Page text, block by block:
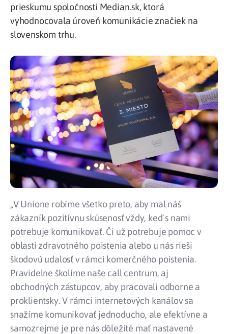
prieskumu spoločnosti Median.sk, ktorá
vyhodnocovala úroveň komunikácie značiek na
slovenskom trhu.
„V Unione robíme všetko preto, aby mal náš
zákazník pozitívnu skúsenosť vždy, keď s nami
potrebuje komunikovať. Či už potrebuje pomoc v
oblasti zdravotného poistenia alebo u nás rieši
škodovú udalosť v rámci komerčného poistenia.
Pravidelne školíme naše call centrum, aj
obchodných zástupcov, aby pracovali odborne a
proklientsky. V rámci internetových kanálov sa
snažíme komunikovať jednoducho, ale efektívne a
samozrejme je pre nás dôležité mať nastavené